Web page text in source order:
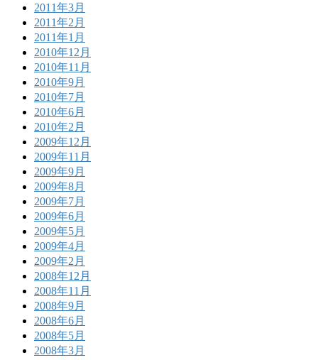
2011年3月
2011年2月
2011年1月
2010年12月
2010年11月
2010年9月
2010年7月
2010年6月
2010年2月
2009年12月
2009年11月
2009年9月
2009年8月
2009年7月
2009年6月
2009年5月
2009年4月
2009年2月
2008年12月
2008年11月
2008年9月
2008年6月
2008年5月
2008年3月